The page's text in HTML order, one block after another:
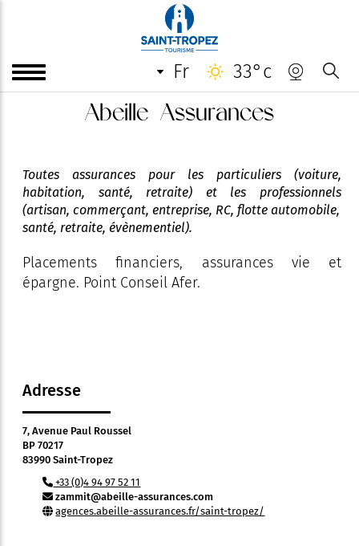
fr 33°c
Abeille Assurances
Toutes assurances pour les particuliers (voiture,
habitation, santé, retraite) et les professionnels
(artisan, commerçant, entreprise, RC, flotte automobile,
santé, retraite, évènementiel).
Placements financiers, assurances vie et
épargne. Point Conseil Afer.
Adresse
7, Avenue Paul Roussel
BP 70217
83990 Saint-Tropez
+33 (0)4 94 97 52 11
zammit@abeille-assurances.com
agences.abeille-assurances.fr/saint-tropez/